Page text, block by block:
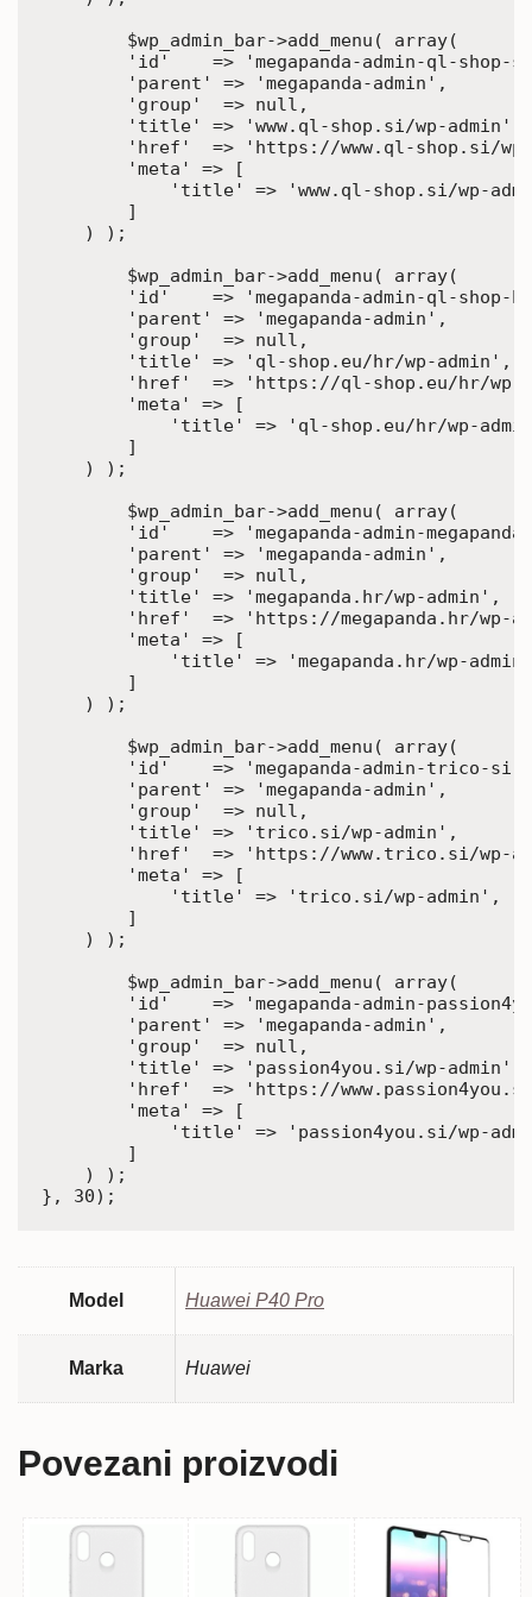
'id'    => 'megapanda-admin-ql-shop-
        'parent' => 'megapanda-admin',
        'group'  => null,
        'title' => 'www.ql-shop.si/wp-admin',
'href'  => 'https://www.ql-shop.si/
        'meta' => [
'title' => 'www.ql-shop.si/wp-
        ]
    ) );
'id'    => 'megapanda-admin-ql-shop-
        'parent' => 'megapanda-admin',
        'group'  => null,
        'title' => 'ql-shop.eu/hr/wp-admin',
'href'  => 'https://ql-shop.eu/hr/wp-
        'meta' => [
'title' => 'ql-shop.eu/hr/wp-
        ]
    ) );
'id'    => 'megapanda-admin-
        'parent' => 'megapanda-admin',
        'group'  => null,
        'title' => 'megapanda.hr/wp-admin',
'href'  => 'https://megapanda.hr/wp-
        'meta' => [
'title' => 'megapanda.hr/wp-
        ]
    ) );
'id'    => 'megapanda-admin-trico-si-
        'parent' => 'megapanda-admin',
        'group'  => null,
        'title' => 'trico.si/wp-admin',
'href'  => 'https://www.trico.si/wp-
        'meta' => [
            'title' => 'trico.si/wp-admin',
        ]
    ) );
'id'    => 'megapanda-admin-
        'parent' => 'megapanda-admin',
        'group'  => null,
        'title' => 'passion4you.si/wp-admin',
'href'  => 'https://
        'meta' => [
'title' => 'passion4you.si/wp-
        ]
    ) );
}, 30);
Model Huawei P40 Pro
Marka Huawei
Povezani proizvodi